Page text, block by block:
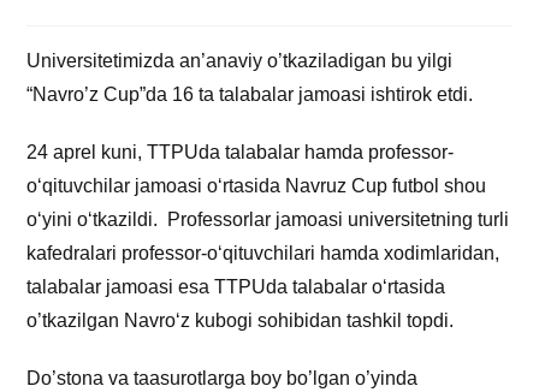
Universitetimizda an’anaviy o’tkaziladigan bu yilgi
“Navro’z Cup”da 16 ta talabalar jamoasi ishtirok etdi.
24 aprel kuni, TTPUda talabalar hamda professor-
o‘qituvchilar jamoasi o‘rtasida Navruz Cup futbol shou
o‘yini o‘tkazildi. Professorlar jamoasi universitetning turli
kafedralari professor-o‘qituvchilari hamda xodimlaridan,
talabalar jamoasi esa TTPUda talabalar o‘rtasida
o’tkazilgan Navro‘z kubogi sohibidan tashkil topdi.
Do’stona va taasurotlarga boy bo’lgan o’yinda